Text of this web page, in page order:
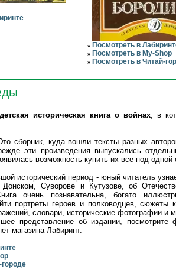
» Посмотреть в
» Посмотреть в My-Shop
» Посмотреть в Читай-
детская историческая книга о войнах , в
сборник, куда вошли тексты разных
эти произведения выпускались
возможность купить их все под одной
исторический период - юный читатель
Суворове и Кутузове, об
очень познавательна, богато
портреты героев и полководцев, сюжеты
словари, исторические фотографии и
представление об издании, посмотрите
магазина Лабиринт.